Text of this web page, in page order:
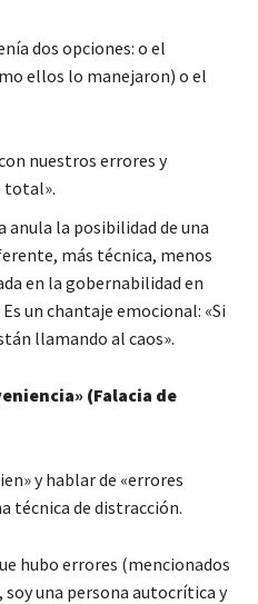
dos opciones: o el
ellos lo manejaron) o el
nuestros errores y
total».
anula la posibilidad de una
más técnica, menos
en la gobernabilidad en
un chantaje emocional: «Si
llamando al caos».
(Falacia de
y hablar de «errores
técnica de distracción.
hubo errores (mencionados
una persona autocrítica y